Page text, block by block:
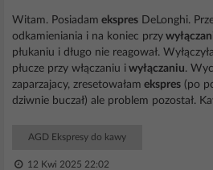
Witam. Posiadam ekspres DeLonghi.
odkamieniania i na koniec przy
płukaniu i długo nie reagował.
płucze przy włączaniu i wyłączaniu.
zaparzajacy, zresetowałam ekspres (po
dziwnie buczał) ale problem pozostał.
AGD Ekspresy do kawy
12 Kwi 2025 22:02